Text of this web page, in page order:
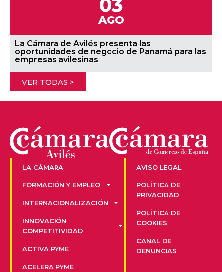
03
AGO
La Cámara de Avilés presenta las
oportunidades de negocio de Panamá para las
empresas avilesinas
VER TODAS >
LA CÁMARA
FORMACIÓN Y EMPLEO
INTERNACIONALIZACIÓN
INNOVACIÓN
COMPETITIVIDAD
ACTIVA PYME
ACELERA PYME
AVISO LEGAL
POLÍTICA DE
PRIVACIDAD
POLÍTICA DE
COOKIES
CANAL DE
DENUNCIAS